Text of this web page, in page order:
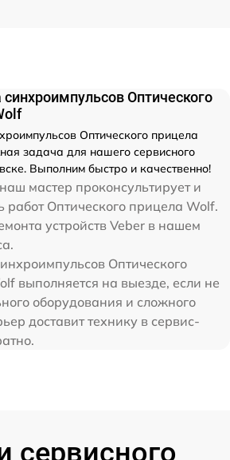
Оптического
Оптического прицела
задача для нашего сервисного
Выполним быстро и качественно!
мастер проконсультирует и
работ Оптического прицела Wolf.
устройств Veber в нашем
Оптического
выполняется на выезде, если не
оборудования и сложного
доставит технику в сервис-
сервисного